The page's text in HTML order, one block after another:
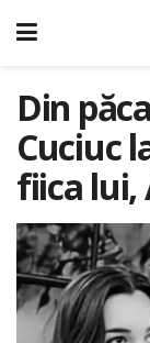
Din
Cuciuc
fiica lui,